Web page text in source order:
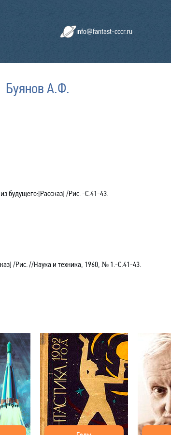
info@fantast-cccr.ru
Буянов А.Ф.
будущего:[Рассказ] /Рис. -С.41-43.
/Рис. //Наука и техника, 1960, № 1.-С.41-43.